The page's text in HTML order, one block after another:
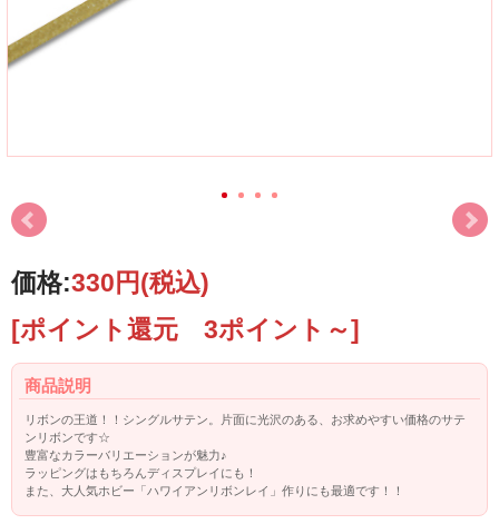
価格:330円(税込)
[ポイント還元 3ポイント～]
商品説明
リボンの王道！！シングルサテン。片面に光沢のある、お求めやすい価格のサテ
ンリボンです☆
豊富なカラーバリエーションが魅力♪
ラッピングはもちろんディスプレイにも！
また、大人気ホビー「ハワイアンリボンレイ」作りにも最適です！！